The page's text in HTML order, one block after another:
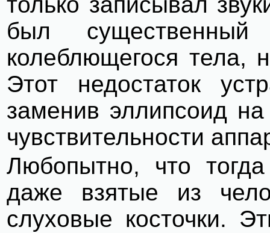
был
колеблющегося тела,
Этот недостаток
заменив эллипсоид
чувствительности
Любопытно, что
даже взятые из
слуховые косточки.